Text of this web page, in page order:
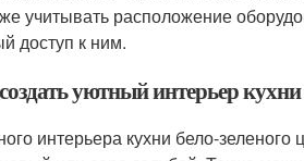
учитывать расположение
доступ к ним.
уютный интерьер кухни
интерьера кухни бело-